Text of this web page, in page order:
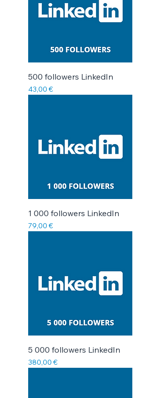
500 followers LinkedIn
Prix
43,00 €
1 000 followers LinkedIn
Prix
79,00 €
5 000 followers LinkedIn
Prix
380,00 €